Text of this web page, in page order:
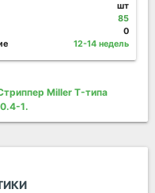
шт
85
0
12-14 недель
Miller T-типа
1.